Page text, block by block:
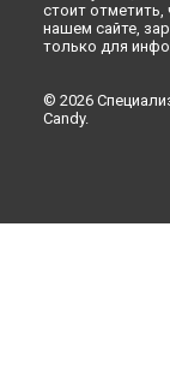
стоит отметить,
нашем сайте,
только для
© 2026
Candy.